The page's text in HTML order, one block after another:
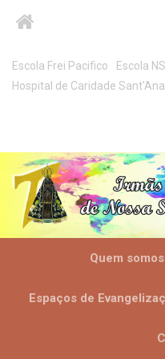
Escola Frei Pacifico Escola
Hospital de Caridade Sant'Ana
Quem somos
Espaços de